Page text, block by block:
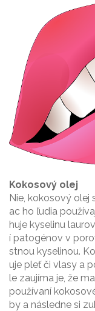
Kokosový olej
Nie, kokosový olej
ac ho ľudia
huje kyselinu
í patogénov v
stnou kyselinou.
uje pleť či vlasy a
le zaujíma je, že
používaní
by a následne si